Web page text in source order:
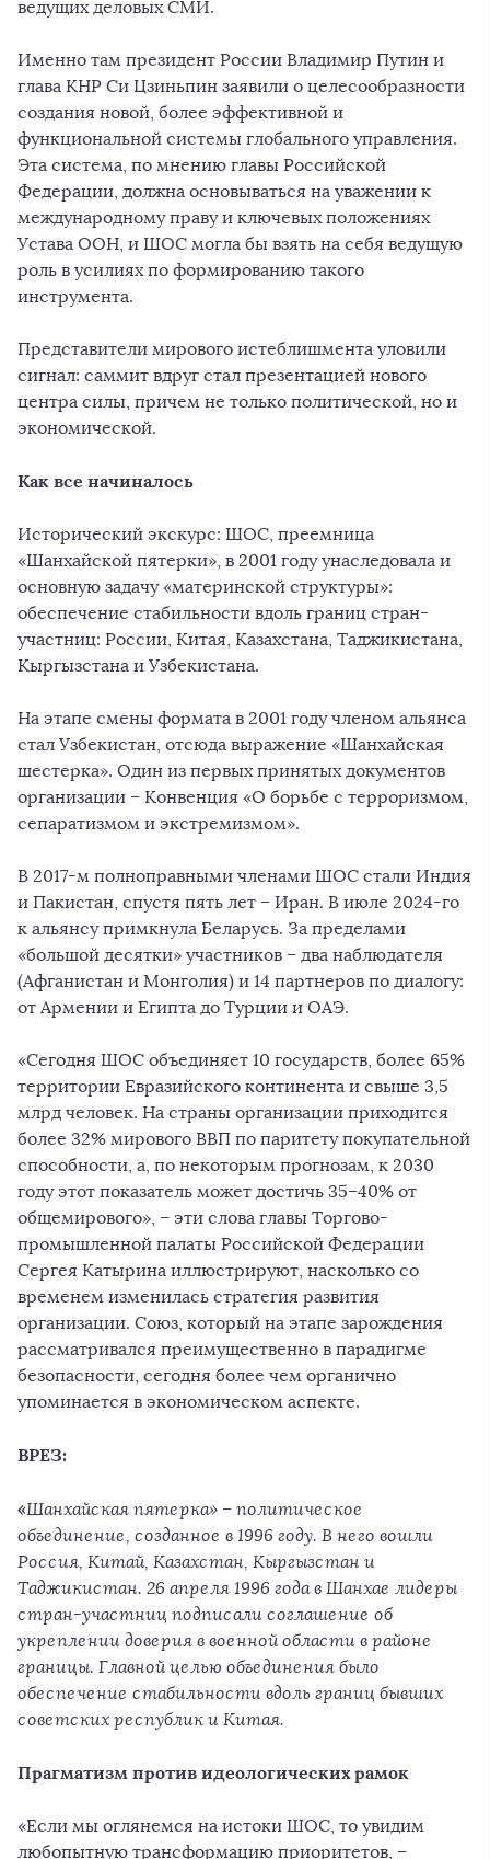
ведущих деловых СМИ.
Именно там президент России Владимир Путин и
глава КНР Си Цзиньпин заявили о целесообразности
создания новой, более эффективной и
функциональной системы глобального управления.
Эта система, по мнению главы Российской
Федерации, должна основываться на уважении к
международному праву и ключевых положениях
Устава ООН, и ШОС могла бы взять на себя ведущую
роль в усилиях по формированию такого
инструмента.
Представители мирового истеблишмента уловили
сигнал: саммит вдруг стал презентацией нового
центра силы, причем не только политической, но и
экономической.
Как все начиналось
Исторический экскурс: ШОС, преемница
«Шанхайской пятерки», в 2001 году унаследовала и
основную задачу «материнской структуры»:
обеспечение стабильности вдоль границ стран-
участниц: России, Китая, Казахстана, Таджикистана,
Кыргызстана и Узбекистана.
На этапе смены формата в 2001 году членом альянса
стал Узбекистан, отсюда выражение «Шанхайская
шестерка». Один из первых принятых документов
организации – Конвенция «О борьбе с терроризмом,
сепаратизмом и экстремизмом».
В 2017-м полноправными членами ШОС стали Индия
и Пакистан, спустя пять лет – Иран. В июле 2024-го
к альянсу примкнула Беларусь. За пределами
«большой десятки» участников – два наблюдателя
(Афганистан и Монголия) и 14 партнеров по диалогу:
от Армении и Египта до Турции и ОАЭ.
«Сегодня ШОС объединяет 10 государств, более 65%
территории Евразийского континента и свыше 3,5
млрд человек. На страны организации приходится
более 32% мирового ВВП по паритету покупательной
способности, а, по некоторым прогнозам, к 2030
году этот показатель может достичь 35–40% от
общемирового», – эти слова главы Торгово-
промышленной палаты Российской Федерации
Сергея Катырина иллюстрируют, насколько со
временем изменилась стратегия развития
организации. Союз, который на этапе зарождения
рассматривался преимущественно в парадигме
безопасности, сегодня более чем органично
упоминается в экономическом аспекте.
ВРЕЗ:
«Шанхайская пятерка» – политическое
объединение, созданное в 1996 году. В него вошли
Россия, Китай, Казахстан, Кыргызстан и
Таджикистан. 26 апреля 1996 года в Шанхае лидеры
стран-участниц подписали соглашение об
укреплении доверия в военной области в районе
границы. Главной целью объединения было
обеспечение стабильности вдоль границ бывших
советских республик и Китая.
Прагматизм против идеологических рамок
«Если мы оглянемся на истоки ШОС, то увидим
любопытную трансформацию приоритетов, –